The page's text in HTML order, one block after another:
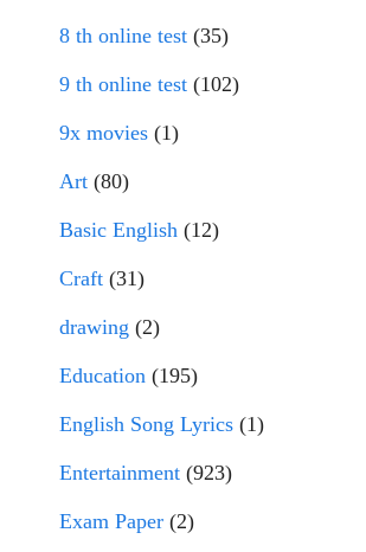
8 th online test (35)
9 th online test (102)
9x movies (1)
Art (80)
Basic English (12)
Craft (31)
drawing (2)
Education (195)
English Song Lyrics (1)
Entertainment (923)
Exam Paper (2)